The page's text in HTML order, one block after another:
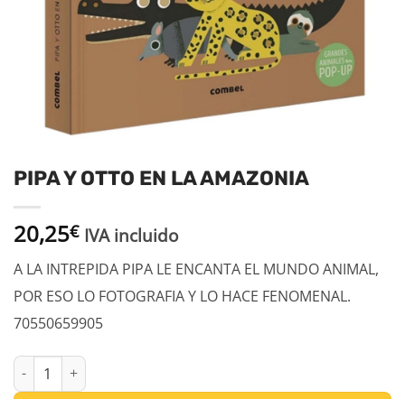
PIPA Y OTTO EN LA AMAZONIA
20,25€ IVA incluido
A LA INTREPIDA PIPA LE ENCANTA EL MUNDO ANIMAL,
POR ESO LO FOTOGRAFIA Y LO HACE FENOMENAL.
70550659905
PIPA Y OTTO EN LA AMAZONIA cantidad